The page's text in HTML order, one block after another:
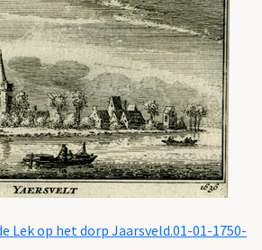
Lek op het dorp Jaarsveld.01-01-1750-